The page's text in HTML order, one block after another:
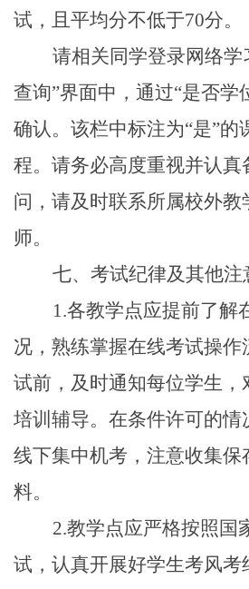
试，且平均分不低于70分。
请相关同学登录网络学
查询”界面中，通过“是否学
确认。该栏中标注为“是”的
程。请务必高度重视并认真
问，请及时联系所属校外教
师。
七、考试纪律及其他注
1.各教学点应提前了解
况，熟练掌握在线考试操作
试前，及时通知每位学生，
培训辅导。在条件许可的情
线下集中机考，注意收集保
料。
2.教学点应严格按照国
试，认真开展好学生考风考